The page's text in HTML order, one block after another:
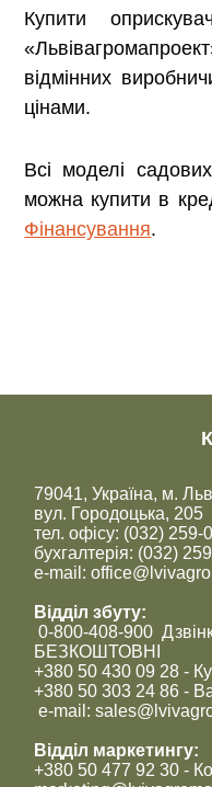
Купити
відмінних
цінами.
Всі моделі
можна купити в
Фінансування.
79041, Україна, м.
вул. Городоцька, 205
тел. офісу: (032) 259-
бухгалтерія: (032)
e-mail:
Відділ збуту:
0-800-408-900
БЕЗКОШТОВНІ
+380 50 430 09 28 -
+380 50 303 24 86 -
e-mail:
Відділ маркетингу:
+380 50 477 92 30 -